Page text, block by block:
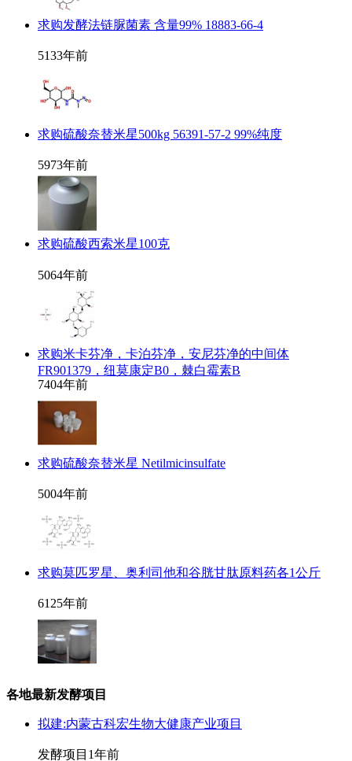
求购发酵法链脲菌素 含量99% 18883-66-4
5133年前
求购硫酸奈替米星500kg 56391-57-2 99%纯度
5973年前
求购硫酸西索米星100克
5064年前
求购米卡芬净，卡泊芬净，安尼芬净的中间体
FR901379，纽莫康定B0，棘白霉素B
7404年前
求购硫酸奈替米星 Netilmicinsulfate
5004年前
求购莫匹罗星、奥利司他和谷胱甘肽原料药各1公斤
6125年前
各地最新发酵项目
拟建:内蒙古科宏生物大健康产业项目
发酵项目 1年前